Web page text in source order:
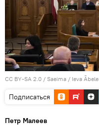
CC BY-SA 2.0 / Saeima / Ieva Ābele
Подписаться
Петр Малеев